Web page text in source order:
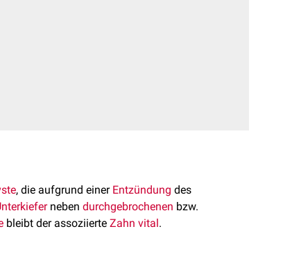
, die aufgrund einer Entzündung des
neben durchgebrochenen bzw.
bleibt der assoziierte Zahn vital.